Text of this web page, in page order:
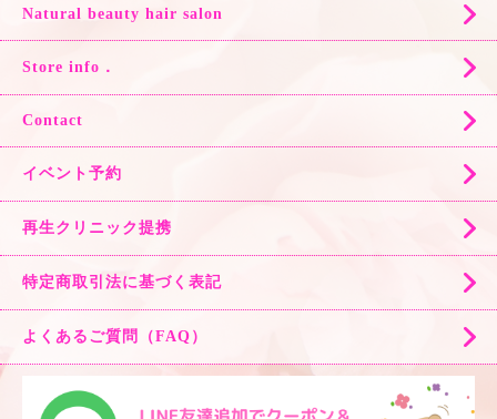
Natural beauty hair salon
Store info．
Contact
イベント予約
再生クリニック提携
特定商取引法に基づく表記
よくあるご質問（FAQ）